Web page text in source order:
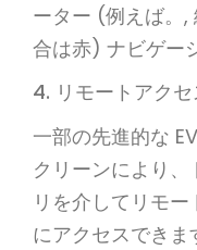
ーター (例えば。,
合は赤) ナビゲー
4. リモートアク
一部の先進的な
クリーンにより
リを介してリモ
にアクセスでき